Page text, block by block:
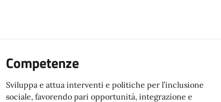
Competenze
Sviluppa e attua interventi e politiche per l’inclusione
sociale, favorendo pari opportunità, integrazione e